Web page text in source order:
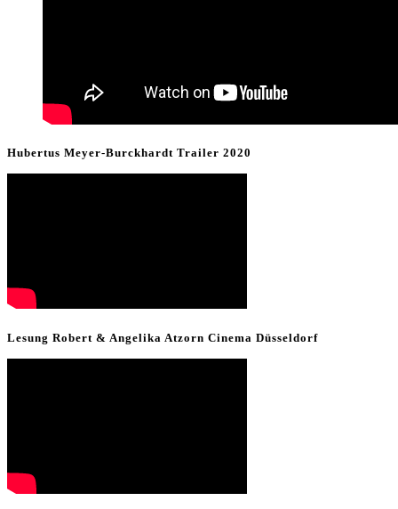
Hubertus Meyer-Burckhardt Trailer 2020
Lesung Robert & Angelika Atzorn Cinema Düsseldorf